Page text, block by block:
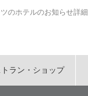
のホテルのお知らせ詳細
トラン・ショップ